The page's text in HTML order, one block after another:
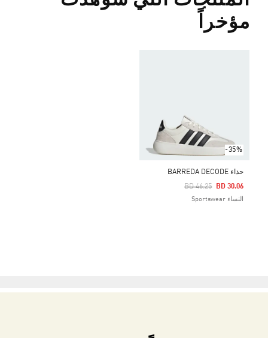
مؤخراً
-35%
حذاء BARREDA DECODE
Price Reduced From
BD 46.25
To BD 30.06
النساء Sportswear